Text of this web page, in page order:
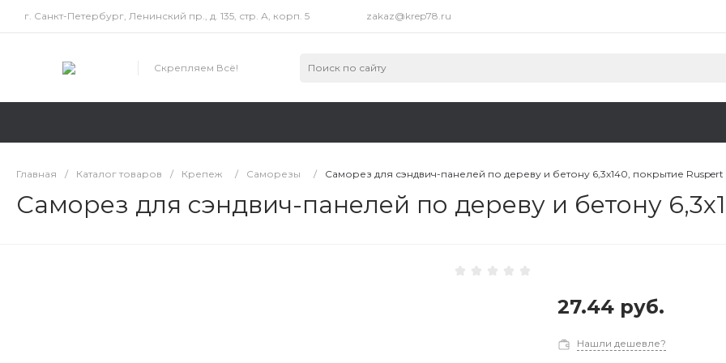
г. Санкт-Петербург, Ленинский пр., д. 135, стр. А, корп. 5 zakaz@krep78.ru
Скрепляем Всё!
Главная / Каталог товаров / Крепеж / Саморезы / Саморез для сэндвич-панелей по дереву и бетону 6,3х140, покрытие Ruspert
Саморез для сэндвич-панелей по дереву и бетону
27.44 руб.
Нашли дешевле?